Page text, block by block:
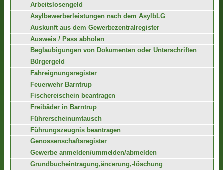
Arbeitslosengeld
Asylbewerberleistungen nach dem AsylbLG
Auskunft aus dem Gewerbezentralregister
Ausweis / Pass abholen
Beglaubigungen von Dokumenten oder Unterschriften
Bürgergeld
Fahreignungsregister
Feuerwehr Barntrup
Fischereischein beantragen
Freibäder in Barntrup
Führerscheinumtausch
Führungszeugnis beantragen
Genossenschaftsregister
Gewerbe anmelden/ummelden/abmelden
Grundbucheintragung,änderung,-löschung